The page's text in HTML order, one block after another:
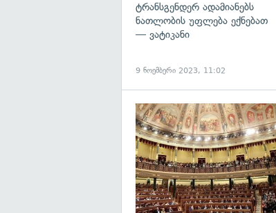
ტრანსგენდერ ადამიანებს
ნათლობის უფლება ექნებათ
— ვატიკანი
9 ნოემბერი 2023, 11:02